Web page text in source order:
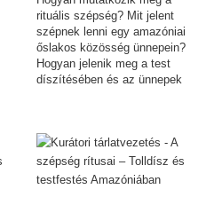
rituális szépség? Mit jelent
szépnek lenni egy amazóniai
őslakos közösség ünnepein?
Hogyan jelenik meg a test
díszítésében és az ünnepek
identitása? Hogyan örökíti meg
fényképein mindezt egy
kulturális antropológus, aki fél